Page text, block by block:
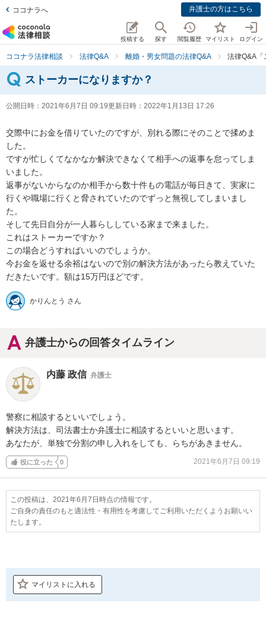
ココナラへ 弁護士の方はこちら
投稿する 探す 閲覧履歴 マイリスト ログイン
ココナラ法律相談 法律Q&A 離婚・男女問題の法律Q&A 法律Q&A「
ストーカーになりますか？
公開日時： 2021年6月7日 09:19更新日時： 2022年1月13日 17:26
交際中にお金を借りていたのですが、別れる際にそのことで揉めま
した。
ですが忙しくてなかなか解決できなくて相手への返事を怠ってしま
いました。
返事がないからなのか相手から数十件もの電話が毎日きて、実家に
行くや職場に行くと脅されていたのでずっと無視してしまいまし
た。
そして先日自分が一人暮らししている家まで来ました。
これはストーカーですか？
この場合どうすればいいのでしょうか。
今お金を返せる余裕はないので別の解決方法があったら教えていた
だきたいです。額は15万円ほどです。
かりんとう さん
弁護士からの回答タイムライン
内藤 政信 弁護士
警察に相談するといいでしょう。
解決方法は、司法書士か弁護士に相談するといいと思います。
あなたが、単独で分割の申し入れをしても、らちがあきません。
役に立った 0 2021年6月7日 09:19
この投稿は、2021年6月7日時点の情報です。
ご自身の責任のもと適法性・有用性を考慮してご利用いただくようお願いい
たします。
マイリストに入れる